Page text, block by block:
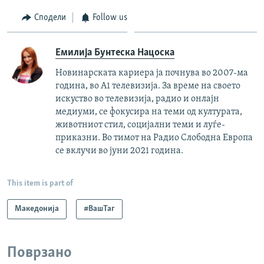
Сподели Follow us
Емилија Бунтеска Нацоска
Новинарската кариера ја почнува во 2007-ма
година, во А1 телевизија. За време на своето
искуство во телевизија, радио и онлајн
медиуми, се фокусира на теми од културата,
животниот стил, социјални теми и луѓе-
приказни. Во тимот на Радио Слободна Европа
се вклучи во јуни 2021 година.
This item is part of
Македонија #ВашТаг
Поврзано